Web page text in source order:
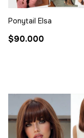
Ponytail Elsa
$90.000